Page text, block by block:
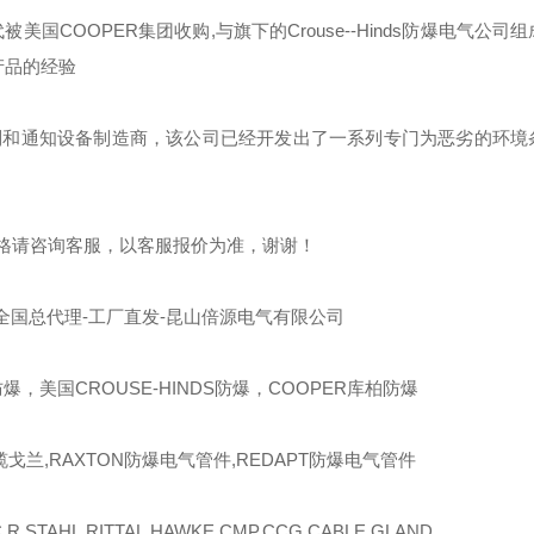
被美国COOPER集团收购,与旗下的Crouse--Hinds防爆电气公司组
的经验
通知设备制造商，该公司已经开发出了一系列专门为恶劣的环境
请咨询客服，以客服报价为准，谢谢！
国总代理-工厂直发-昆山倍源电气有限公司
，美国CROUSE-HINDS防爆，COOPER库柏防爆
兰,RAXTON防爆电气管件,REDAPT防爆电气管件